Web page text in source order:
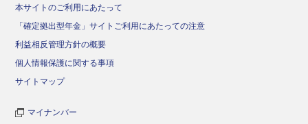
本サイトのご利用にあたって
「確定拠出型年金」サイトご利用にあたっての注意
利益相反管理方針の概要
個人情報保護に関する事項
サイトマップ
マイナンバー